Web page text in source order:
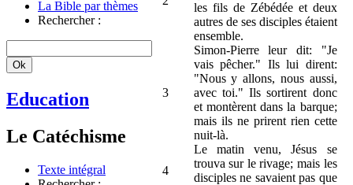
La Bible par thèmes
Rechercher :
Education
Le Catéchisme
Texte intégral
les fils de Zébédée et deux
autres de ses disciples étaient
ensemble.
3
Simon-Pierre leur dit: "Je
vais pêcher." Ils lui dirent:
"Nous y allons, nous aussi,
avec toi." Ils sortirent donc
et montèrent dans la barque;
mais ils ne prirent rien cette
nuit-là.
4
Le matin venu, Jésus se
trouva sur le rivage; mais les
disciples ne savaient pas que